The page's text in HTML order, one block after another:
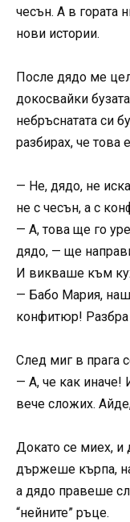
чесън. А в гората
нови истории.
После дядо ме
докосвайки
небръснатата си
разбирах, че това
— Не, дядо, не
не с чесън, а с
— А, това ще го
дядо, — ще
И викваше към
— Бабо Мария,
конфитюр! Разбра
След миг в прага
— А, че как иначе!
вече сложих.
Докато се миех, и
държеше кърпа,
а дядо правеше
“нейните” ръце.